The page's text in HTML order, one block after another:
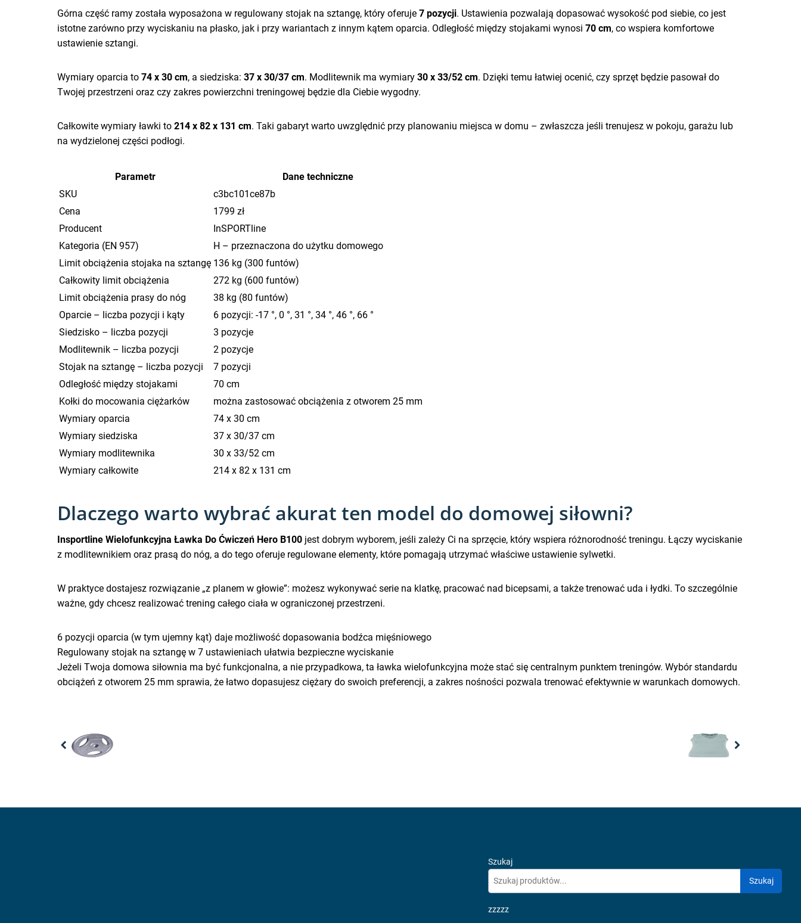
Górna część ramy została wyposażona w regulowany stojak na sztangę, który oferuje 7 pozycji. Ustawienia pozwalają dopasować wysokość pod siebie, co jest
istotne zarówno przy wyciskaniu na płasko, jak i przy wariantach z innym kątem oparcia. Odległość między stojakami wynosi 70 cm, co wspiera komfortowe
ustawienie sztangi.
Wymiary oparcia to 74 x 30 cm, a siedziska: 37 x 30/37 cm. Modlitewnik ma wymiary 30 x 33/52 cm. Dzięki temu łatwiej ocenić, czy sprzęt będzie pasował do
Twojej przestrzeni oraz czy zakres powierzchni treningowej będzie dla Ciebie wygodny.
Całkowite wymiary ławki to 214 x 82 x 131 cm. Taki gabaryt warto uwzględnić przy planowaniu miejsca w domu – zwłaszcza jeśli trenujesz w pokoju, garażu lub
na wydzielonej części podłogi.
Parametr
Dane techniczne
SKU
c3bc101ce87b
Cena
1799 zł
Producent
InSPORTline
Kategoria (EN 957)
H – przeznaczona do użytku domowego
Limit obciążenia stojaka na sztangę 136 kg (300 funtów)
Całkowity limit obciążenia
272 kg (600 funtów)
Limit obciążenia prasy do nóg
38 kg (80 funtów)
Oparcie – liczba pozycji i kąty
6 pozycji: -17 °, 0 °, 31 °, 34 °, 46 °, 66 °
Siedzisko – liczba pozycji
3 pozycje
Modlitewnik – liczba pozycji
2 pozycje
Stojak na sztangę – liczba pozycji
7 pozycji
Odległość między stojakami
70 cm
Kołki do mocowania ciężarków
można zastosować obciążenia z otworem 25 mm
Wymiary oparcia
74 x 30 cm
Wymiary siedziska
37 x 30/37 cm
Wymiary modlitewnika
30 x 33/52 cm
Wymiary całkowite
214 x 82 x 131 cm
Dlaczego warto wybrać akurat ten model do domowej siłowni?
Insportline Wielofunkcyjna Ławka Do Ćwiczeń Hero B100 jest dobrym wyborem, jeśli zależy Ci na sprzęcie, który wspiera różnorodność treningu. Łączy wyciskanie
z modlitewnikiem oraz prasą do nóg, a do tego oferuje regulowane elementy, które pomagają utrzymać właściwe ustawienie sylwetki.
W praktyce dostajesz rozwiązanie „z planem w głowie”: możesz wykonywać serie na klatkę, pracować nad bicepsami, a także trenować uda i łydki. To szczególnie
ważne, gdy chcesz realizować trening całego ciała w ograniczonej przestrzeni.
6 pozycji oparcia (w tym ujemny kąt) daje możliwość dopasowania bodźca mięśniowego
Regulowany stojak na sztangę w 7 ustawieniach ułatwia bezpieczne wyciskanie
Jeżeli Twoja domowa siłownia ma być funkcjonalna, a nie przypadkowa, ta ławka wielofunkcyjna może stać się centralnym punktem treningów. Wybór standardu
obciążeń z otworem 25 mm sprawia, że łatwo dopasujesz ciężary do swoich preferencji, a zakres nośności pozwala trenować efektywnie w warunkach domowych.
Szukaj
Szukaj
zzzzz